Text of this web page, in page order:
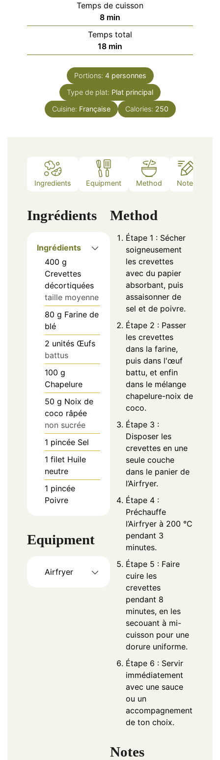
Temps de cuisson
8minutes
min
Temps total
18minutes
min
Portions: 4 personnes
Type de plat: Plat principal
Cuisine: Française Calories: 250
Ingredients Equipment Method Notes
Ingrédients
Ingrédients
400 g
Crevettes
décortiquées
taille moyenne
80 g Farine de
blé
2 unités Œufs
battus
100 g
Chapelure
50 g Noix de
coco râpée
non sucrée
1 pincée Sel
1 filet Huile
neutre
1 pincée
Poivre
Equipment
Airfryer
Method
Étape 1 : Sécher
soigneusement
les crevettes
avec du papier
absorbant, puis
assaisonner de
sel et de poivre.
Étape 2 : Passer
les crevettes
dans la farine,
puis dans l'œuf
battu, et enfin
dans le mélange
chapelure-noix de
coco.
Étape 3 :
Disposer les
crevettes en une
seule couche
dans le panier de
l’Airfryer.
Étape 4 :
Préchauffe
l’Airfryer à 200 °C
pendant 3
minutes.
Étape 5 : Faire
cuire les
crevettes
pendant 8
minutes, en les
secouant à mi-
cuisson pour une
dorure uniforme.
Étape 6 : Servir
immédiatement
avec une sauce
ou un
accompagnement
de ton choix.
Notes